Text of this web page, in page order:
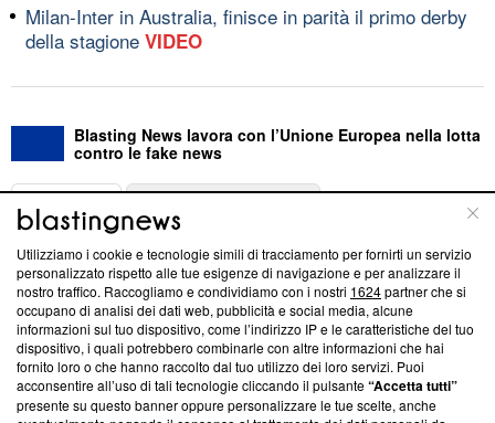
Milan-Inter in Australia, finisce in parità il primo derby
della stagione VIDEO
Blasting News lavora con l’Unione Europea nella lotta
contro le fake news
ABOUT
Questa sezione offre informazioni trasparenti su Blasting
News, sui nostri processi editoriali e su come ci impegniamo a
creare news di qualità. Inoltre, afferma la nostra aderenza a
‘Trust Project - News with Integrity’Blasting News non è
ancora membro del programma, ma ha richiesto di farne
parte; Trust Project non ha ancora effettuato una verifica di
conformità agli standard.
Utilizziamo i cookie e tecnologie simili di tracciamento per fornirti un servizio
personalizzato rispetto alle tue esigenze di navigazione e per analizzare il
nostro traffico. Raccogliamo e condividiamo con i nostri 1624partner che si
occupano di analisi dei dati web, pubblicità e social media, alcune
informazioni sul tuo dispositivo, come l’indirizzo IP e le caratteristiche del tuo
dispositivo, i quali potrebbero combinarle con altre informazioni che hai
fornito loro o che hanno raccolto dal tuo utilizzo dei loro servizi. Puoi
acconsentire all’uso di tali tecnologie cliccando il pulsante“Accetta tutti”
presente su questo banner oppure personalizzare le tue scelte, anche